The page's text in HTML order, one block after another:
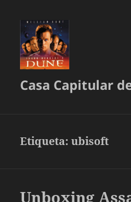
Casa Capitular
Etiqueta:ubisoft
Unboxing